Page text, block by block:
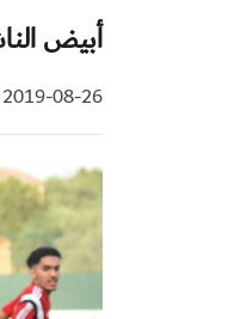
أبيض
2019-08-26 11:58